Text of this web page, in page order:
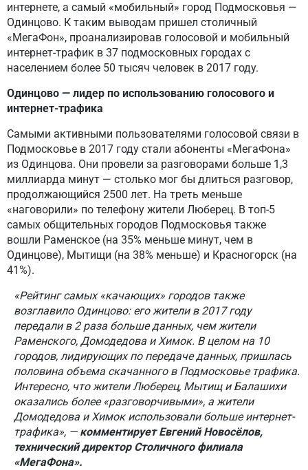
интернете, а самый «мобильный» город Подмосковья —
Одинцово. К таким выводам пришел столичный
«МегаФон», проанализировав голосовой и мобильный
интернет-трафик в 37 подмосковных городах с
населением более 50 тысяч человек в 2017 году.
Одинцово — лидер по использованию голосового и
интернет-трафика
Самыми активными пользователями голосовой связи в
Подмосковье в 2017 году стали абоненты «МегаФона»
из Одинцова. Они провели за разговорами больше 1,3
миллиарда минут — столько мог бы длиться разговор,
продолжающийся 2500 лет. На треть меньше
«наговорили» по телефону жители Люберец. В топ-5
самых общительных городов Подмосковья также
вошли Раменское (на 35% меньше минут, чем в
Одинцове), Мытищи (на 38% меньше) и Красногорск (на
41%).
«Рейтинг самых «качающих» городов также
возглавило Одинцово: его жители в 2017 году
передали в 2 раза больше данных, чем жители
Раменского, Домодедова и Химок. В целом на 10
городов, лидирующих по передаче данных, пришлась
половина объема скачанного в Подмосковье трафика.
Интересно, что жители Люберец, Мытищ и Балашихи
оказались более «разговорчивыми», а жители
Домодедова и Химок использовали больше интернет-
трафика», — комментирует Евгений Новосёлов,
технический директор Столичного филиала
«МегаФона».